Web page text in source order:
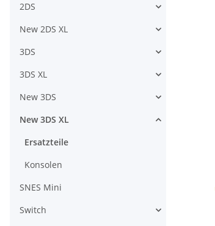
2DS
New 2DS XL
3DS
3DS XL
New 3DS
New 3DS XL
Ersatzteile
Konsolen
SNES Mini
Switch